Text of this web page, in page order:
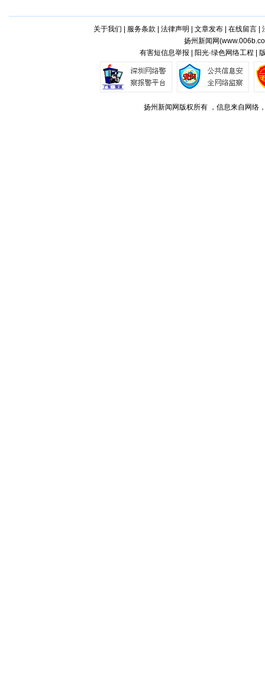
关于我们 服务条款 法律声明 文章发布| 在线留言|
扬州新闻网(
有害短信息举报 | 阳光·绿色网络工程 |
扬州新闻网版权所有 ，信息来自网络